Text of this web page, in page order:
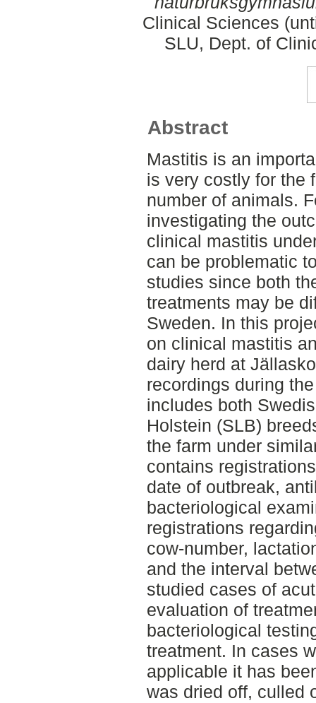
Clinical Sciences
SLU, Dept. of
Abstract
Mastitis is an
is very costly for the
number of animals.
investigating the
clinical mastitis
can be problematic
studies since both
treatments may be
Sweden. In this
on clinical mastitis
dairy herd at
recordings during
includes both
Holstein (SLB)
the farm under
contains
date of outbreak,
bacteriological
registrations
cow-number,
and the interval
studied cases of
evaluation of
bacteriological
treatment. In cases
applicable it has
was dried off, culled